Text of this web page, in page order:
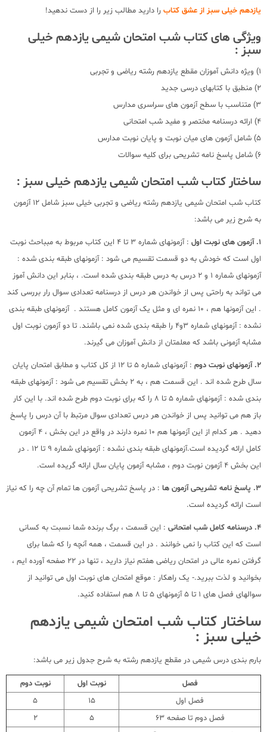
یازدهم خیلی سبز از عشق کتاب را دارید مطالب زیر را از دست ندهید!
ویژگی های کتاب شب امتحان شیمی یازدهم خیلی
سبز :
1) ویژه دانش آموزان مقطع یازدهم رشته ریاضی و تجربی
2) منطبق با کتابهای درسی جدید
3) متناسب با سطح آزمون های سراسری مدارس
4) ارائه درسنامه مختصر و مفید شب امتحانی
5) شامل آزمون های میان نوبت و پایان نوبت مدارس
6) شامل پاسخ نامه تشریحی برای کلیه سوالات
ساختار کتاب شب امتحان شیمی یازدهم خیلی سبز :
کتاب شب امتحان شیمی یازدهم رشته ریاضی و تجربی خیلی سبز شامل 12 آزمون
به شرح زیر می باشد:
1. آزمون های نوبت اول
: آزمونهای شماره 3 تا 4 این کتاب مربوط به مبباحث نوبت
اول است که خودش به دو قسمت تقسیم می شود : آزمونهای طبقه بندی شده :
آزمونهای شماره 1 و 2 درس به درس طبقه بندی شده است. ، بنابر این دانش آموز
می تواند به راحتی پس از خواندن هر درس از درسنامه تعدادی سوال رار بررسی کند
. این آزمونها هم ، 10 نمره ای و مثل یک آزمون کامل هستند . آزمونهای طبقه بندی
نشده : آزمونهای شماره 3و4 را طبقه بندی شده نمی باشند. تا دو آزمون نوبت اول
مشابه آزمونی باشد که معلمتان از دانش آموزان می گیرند.
2. آزمونهای نوبت دوم
: آزمونهای شماره 5 تا 12 از کل کتاب و مطابق امتحان پایان
سال طرح شده اند . این قسمت هم ، به 2 بخش تقسیم می شود : آزمونهای طبقه
بندی شده : آزمونهای شماره 5 تا 8 را که برای نوبت دوم طرح شده اند. با این کار
باز هم می توانید پس از خواندن هر درس تعدادی سوال مرتبط با آن درس را پاسخ
دهید . هر کدام از این آزمونها هم 10 نمره دارند در واقع در این بخش ، 4 آزمون
کامل ارائه گردیده است.آزمونهای طبقه بندی نشده : آزمونهای شماره 9 تا 12 . در
این بخش 4 آزمون نوبت دوم ، مشابه آزمون پایان سال ارائه گریده است.
3. پاسخ نامه تشریحی آزمون ها
: در پاسخ تشریحی آزمون ها تمام آن چه را که نیاز
است ارائه گردیده است.
4. درسنامه کامل شب امتحانی
: این قسمت ، برگ برنده شما نسبت به کسانی
است که این کتاب را نمی خوانند . در این قسمت ، همه آنچه را که شما برای
گرفتن نمره عالی در امتحان ریاضی هفتم نیاز دارید ، تنها در 22 صفحه آورده ایم ،
بخوانید و لذت ببرید.- یک راهکار : موقع امتحان های نوبت اول می توانید از
سوالهای فصل های 1 تا 5 آزمونهای 5 تا 8 هم استفاده کنید.
ساختار کتاب شب امتحان شیمی یازدهم
خیلی سبز :
بارم بندی درس شیمی در مقطع یازدهم رشته به شرح جدول زیر می باشد:
فصل نوبت اول
نوبت دوم
فصل اول
15
5
فصل دوم تا صفحه 63
5
2